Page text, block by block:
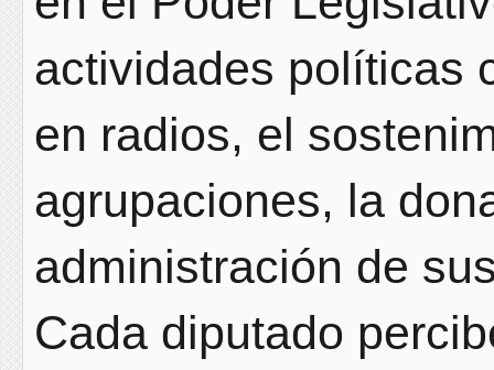
actividades políticas
en radios, el
agrupaciones, la
administración de
Cada diputado